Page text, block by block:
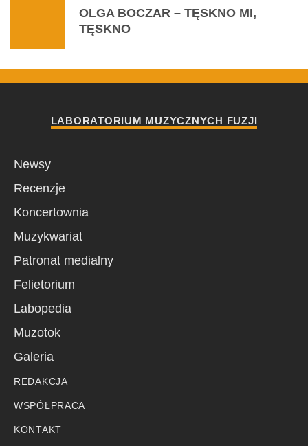
OLGA BOCZAR – TĘSKNO MI,
TĘSKNO
LABORATORIUM MUZYCZNYCH FUZJI
Newsy
Recenzje
Koncertownia
Muzykwariat
Patronat medialny
Felietorium
Labopedia
Muzotok
Galeria
REDAKCJA
WSPÓŁPRACA
KONTAKT